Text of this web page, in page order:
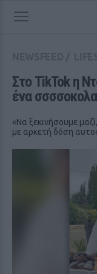
Στο TikTok η
ένα
«Να ξεκινήσουμε
με αρκετή δόση